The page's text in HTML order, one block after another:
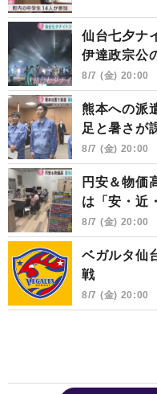
仙台七夕ナ
伊達政宗公
8/7 (金) 20:00
熊本への派
足と暑さが
8/7 (金) 20:00
円安＆物価
は「安・近
8/7 (金) 20:00
ベガルタ仙
戦
8/7 (金) 20:00